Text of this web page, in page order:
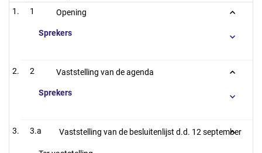
1 Opening
Sprekers
2 Vaststelling van de agenda
Sprekers
3.a Vaststelling van de besluitenlijst d.d. 12 september